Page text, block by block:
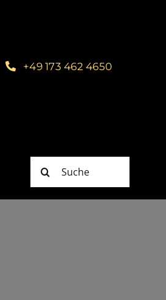
+49 173 462 4650
Suche
nach: